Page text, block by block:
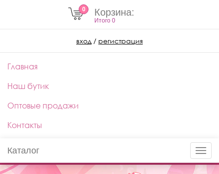
0 Корзина:
Итого 0
вход / регистрация
Главная
Наш бутик
Оптовые продажи
Контакты
Toggle
Каталог